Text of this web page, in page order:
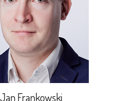
Jan Frankowski